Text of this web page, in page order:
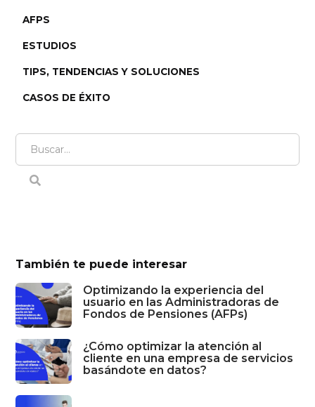
AFPS
ESTUDIOS
TIPS, TENDENCIAS Y SOLUCIONES
CASOS DE ÉXITO
También te puede interesar
Optimizando la experiencia del
usuario en las Administradoras de
Fondos de Pensiones (AFPs)
¿Cómo optimizar la atención al
cliente en una empresa de servicios
basándote en datos?